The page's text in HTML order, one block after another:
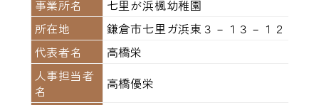
事業所名
七里が浜楓幼稚園
所在地
鎌倉市七里ガ浜東３－１３－１２
代表者名
高橋栄
人事担当者
名
高橋優栄